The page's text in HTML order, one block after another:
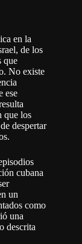
en la
de los
que
No existe
ese
que los
despertar
cubana
un
como
una
descrita